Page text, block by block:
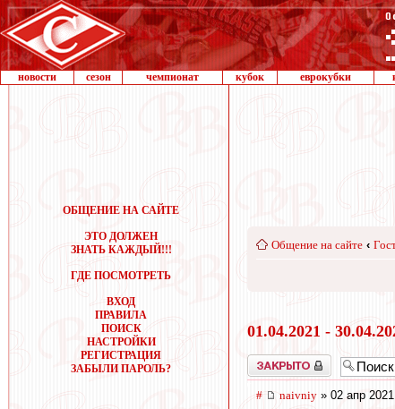
новости сезон чемпионат кубок еврокубки
ОБЩЕНИЕ НА САЙТЕ
ЭТО ДОЛЖЕН
ЗНАТЬ КАЖДЫЙ!!!
ГДЕ ПОСМОТРЕТЬ
ВХОД
ПРАВИЛА
ПОИСК
НАСТРОЙКИ
РЕГИСТРАЦИЯ
ЗАБЫЛИ ПАРОЛЬ?
Общение на сайте ‹
01.04.2021 -
Закрыто
# naivniy » 02 апр